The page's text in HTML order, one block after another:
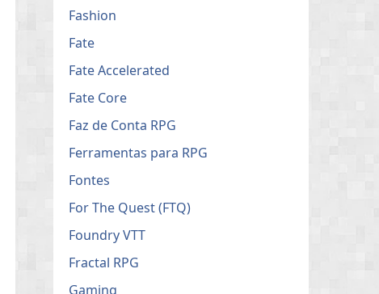
Fashion
Fate
Fate Accelerated
Fate Core
Faz de Conta RPG
Ferramentas para RPG
Fontes
For The Quest (FTQ)
Foundry VTT
Fractal RPG
Gaming